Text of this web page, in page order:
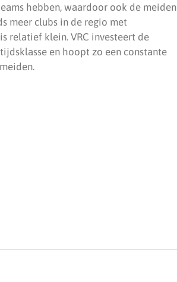
hebben, waardoor ook de meiden
meer clubs in de regio met
relatief klein. VRC investeert de
en hoopt zo een constante